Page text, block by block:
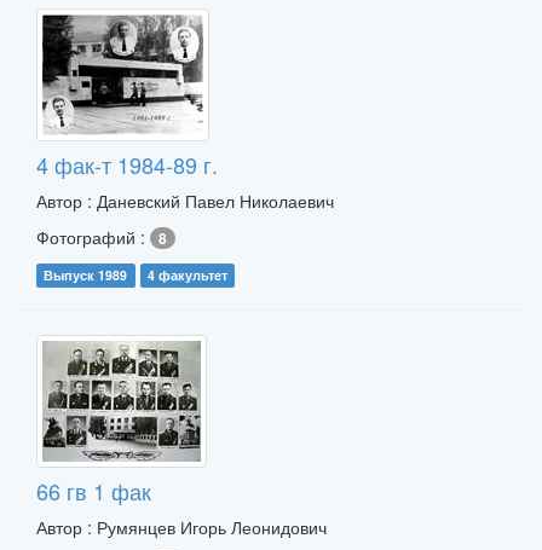
4 фак-т 1984-89 г.
Автор : Даневский Павел Николаевич
Фотографий :
8
Выпуск 1989 4 факультет
66 гв 1 фак
Автор : Румянцев Игорь Леонидович